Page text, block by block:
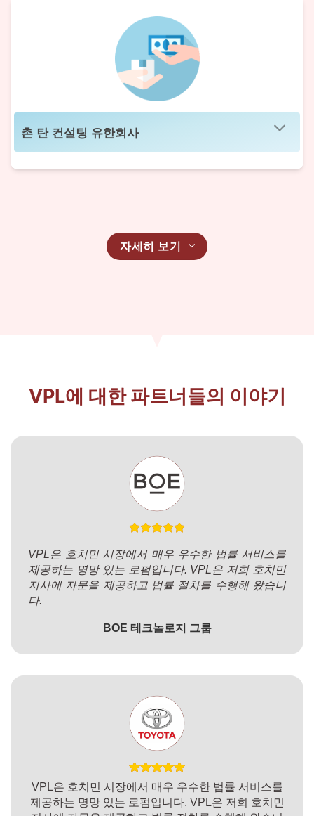
촌 탄 컨설팅 유한회사
자세히 보기
VPL에 대한 파트너들의 이야기
VPL은 호치민 시장에서 매우 우수한 법률 서비스를
제공하는 명망 있는 로펌입니다. VPL은 저희 호치민
지사에 자문을 제공하고 법률 절차를 수행해 왔습니
다.
BOE 테크놀로지 그룹
VPL은 호치민 시장에서 매우 우수한 법률 서비스를
제공하는 명망 있는 로펌입니다. VPL은 저희 호치민